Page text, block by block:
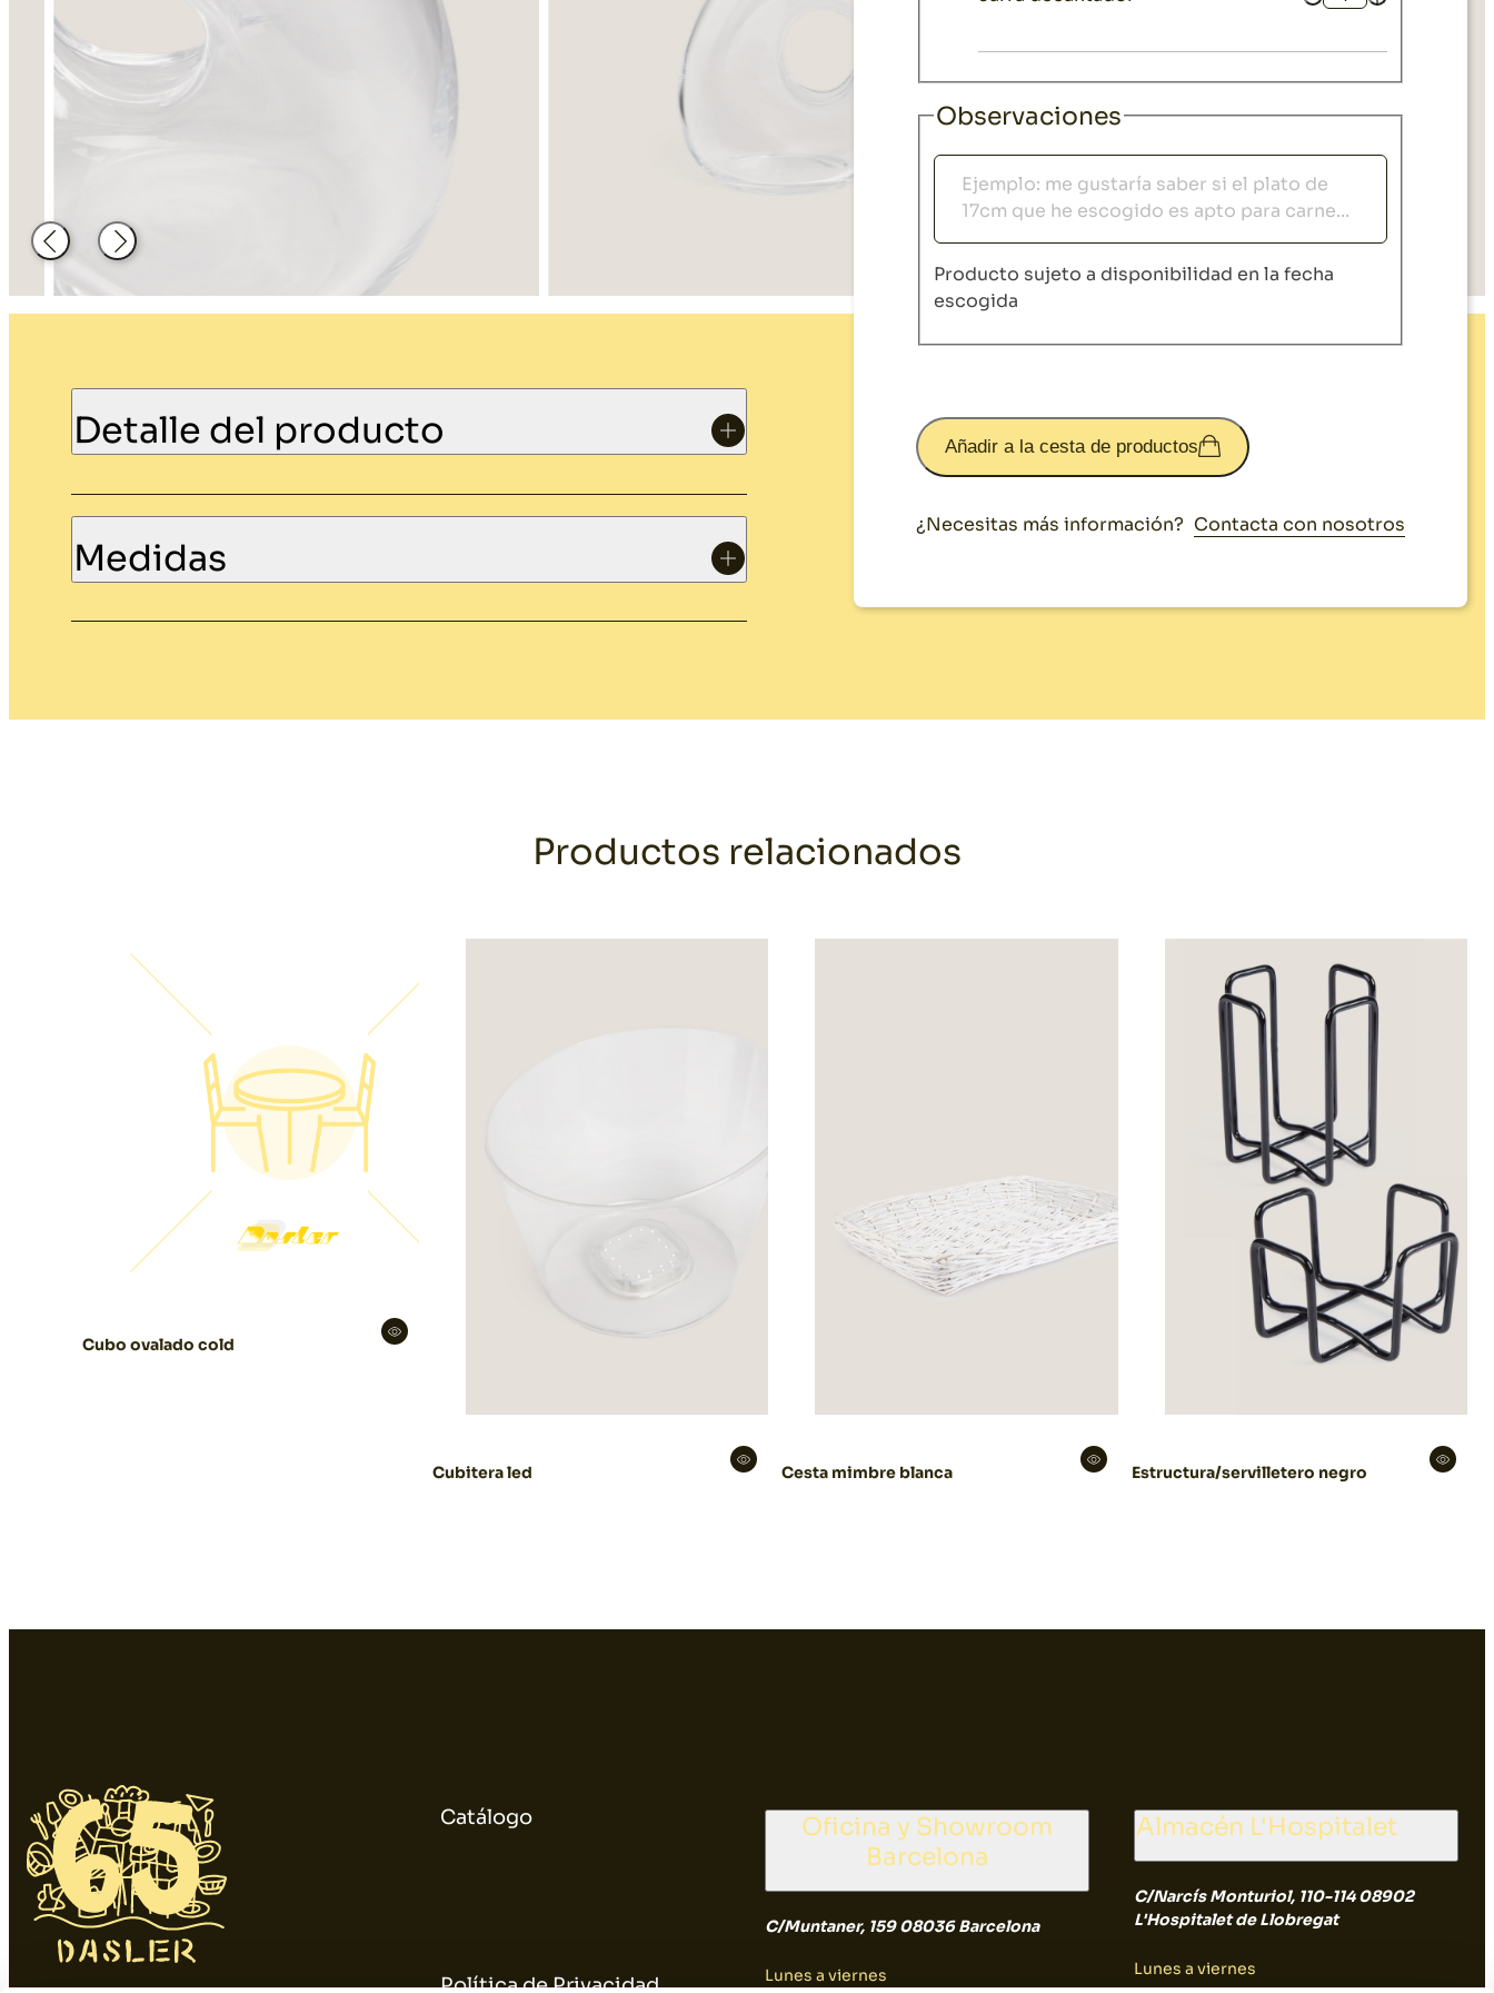
Decoración
Cantidad
Observaciones
Observaciones
Producto sujeto a disponibilidad en la fecha
escogida
Añadir a la cesta de productos
¿Necesitas más información? Contacta con nosotros
Atrás Siguiente
Detalle del producto
Medidas
Productos relacionados
Cubo ovalado cold
Cubitera led Cesta mimbre blanca Estructura/servilletero negro
Catálogo
Política de Privacidad
Oficina y Showroom
Barcelona
C/Muntaner, 159 08036 Barcelona
Lunes a viernes
Almacén L'Hospitalet
C/Narcís Monturiol, 110-114 08902
L'Hospitalet de Llobregat
Lunes a viernes